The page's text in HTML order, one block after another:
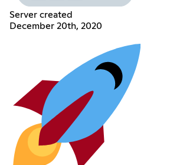
Server created
December 20th, 2020